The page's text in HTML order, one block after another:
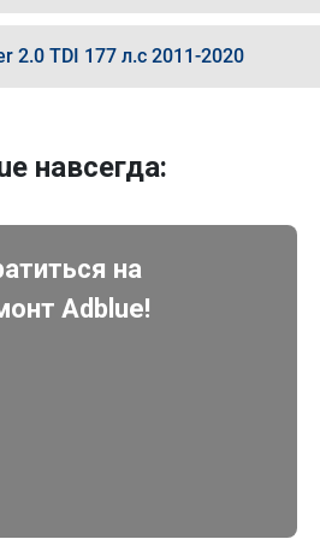
2.0 TDI 177 л.с 2011-2020
навсегда:
на
Adblue!